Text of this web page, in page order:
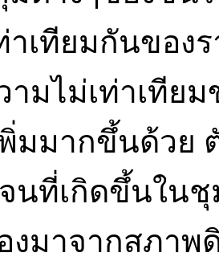
าเทียมกันของ
มไม่เท่าเทียม
มมากขึ้นด้วย
นที่เกิดขึ้นใน
งมาจากสภาพ